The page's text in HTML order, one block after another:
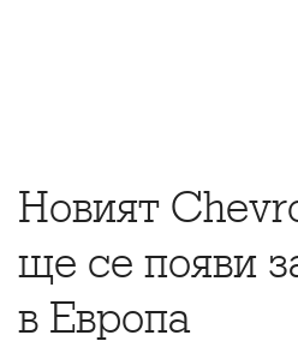
Новият
ще се появи
в Европа